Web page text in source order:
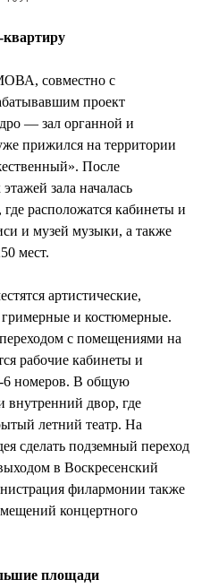
совместно с
проект
— зал органной и
прижился на территории
После
зала началась
расположатся кабинеты и
и музей музыки, а также
мест.
артистические,
и костюмерные.
с помещениями на
рабочие кабинеты и
6 номеров. В общую
внутренний двор, где
летний театр. На
сделать подземный переход
в Воскресенский
филармонии также
концертного
площади